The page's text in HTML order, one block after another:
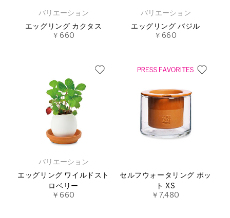
バリエーション
エッグリング カクタス
￥660
バリエーション
エッグリング バジル
￥660
バリエーション
エッグリング ワイルドスト
ロベリー
￥660
セルフウォータリング ポッ
ト XS
￥7,480